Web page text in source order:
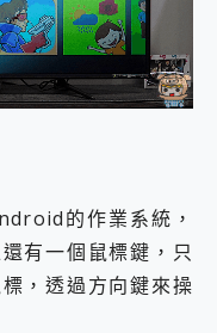
的作業系統，
有一個鼠標鍵，只
，透過方向鍵來操